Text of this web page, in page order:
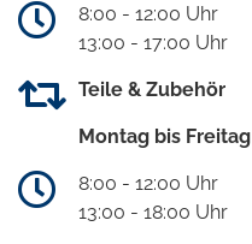
8:00 - 12:00 Uhr
13:00 - 17:00 Uhr
Teile & Zubehör
Montag bis Freitag
8:00 - 12:00 Uhr
13:00 - 18:00 Uhr